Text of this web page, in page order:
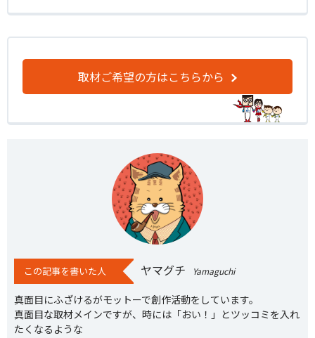
取材ご希望の方はこちらから
この記事を書いた人 ヤマグチ Yamaguchi
真面目にふざけるがモットーで創作活動をしています。
真面目な取材メインですが、時には「おい！」とツッコミを入れ
たくなるような